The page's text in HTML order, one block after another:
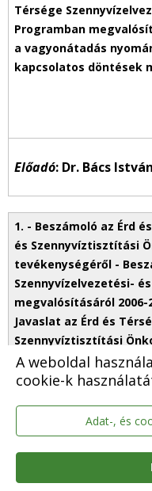
A weboldal
cookie-k
Adat-, és
Előadó: Dr. Bács
6. Sürgős